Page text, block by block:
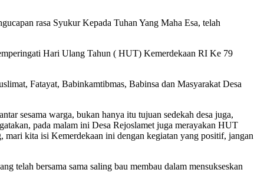
rasa Syukur Kepada Tuhan Yang Maha Esa, telah
Hari Ulang Tahun ( HUT) Kemerdekaan RI Ke 79
Fatayat, Babinkamtibmas, Babinsa dan Masyarakat Desa
sesama warga, bukan hanya itu tujuan sedekah desa juga,
pada malam ini Desa Rejoslamet juga merayakan HUT
kita isi Kemerdekaan ini dengan kegiatan yang positif, jangan
telah bersama sama saling bau membau dalam mensukseskan